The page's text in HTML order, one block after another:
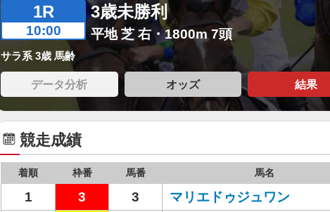
1R
10:00
3歳未勝利
平地 芝 右・1800m 7頭
サラ系 3歳 馬齢
データ分析 オッズ 結果
競走成績
着順 枠番 馬番 馬名
1 3 3 マリエドゥジュワン